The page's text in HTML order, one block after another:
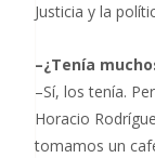
Justicia y la
–¿Tenía
–Sí, los tenía.
Horacio
tomamos un